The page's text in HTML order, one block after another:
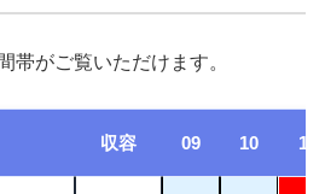
がご覧いただけます。
収容 09 10 11